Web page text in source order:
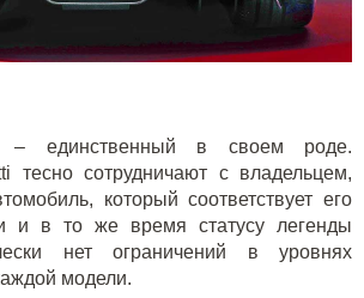
– единственный в своем роде.
тесно сотрудничают с владельцем,
который соответствует его
и в то же время статусу легенды
нет ограничений в уровнях
модели.